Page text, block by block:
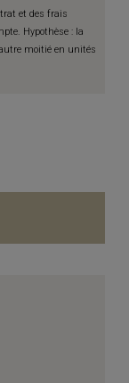
et des frais
Hypothèse : la
moitié en unités